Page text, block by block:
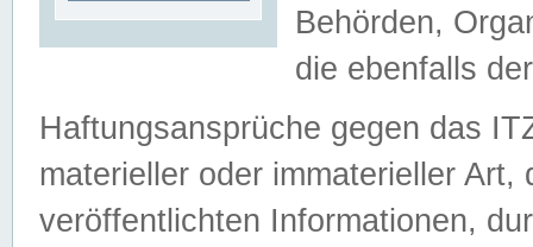
Behörden,
die ebenfalls
Haftungsansprüche gegen das
materieller oder immaterieller
veröffentlichten Informationen,